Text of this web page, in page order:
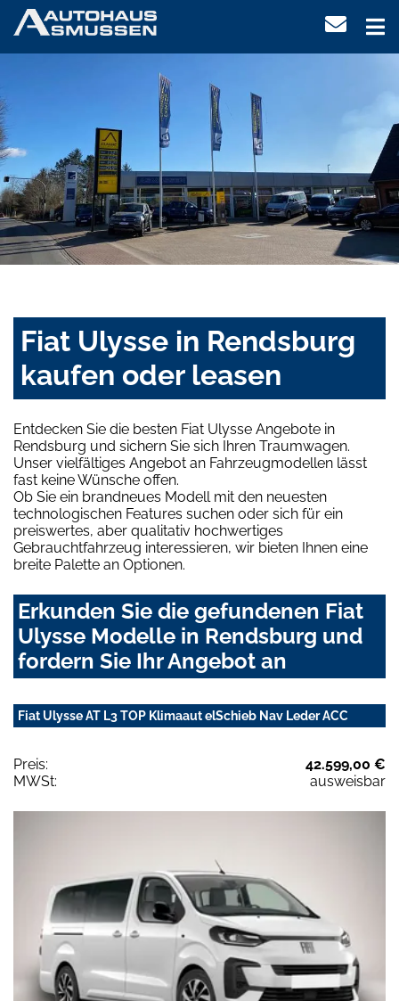
Fiat Ulysse in Rendsburg
kaufen oder leasen
Entdecken Sie die besten Fiat Ulysse Angebote in
Rendsburg und sichern Sie sich Ihren Traumwagen.
Unser vielfältiges Angebot an Fahrzeugmodellen lässt
fast keine Wünsche offen.
Ob Sie ein brandneues Modell mit den neuesten
technologischen Features suchen oder sich für ein
preiswertes, aber qualitativ hochwertiges
Gebrauchtfahrzeug interessieren, wir bieten Ihnen eine
breite Palette an Optionen.
Erkunden Sie die gefundenen Fiat
Ulysse Modelle in Rendsburg und
fordern Sie Ihr Angebot an
Fiat Ulysse AT L3 TOP Klimaaut elSchieb Nav Leder ACC
Preis:
42.599,00 €
MWSt:
ausweisbar